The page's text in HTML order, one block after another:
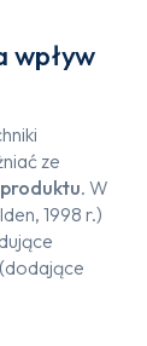
wpływ
ze
. W
1998 r.)